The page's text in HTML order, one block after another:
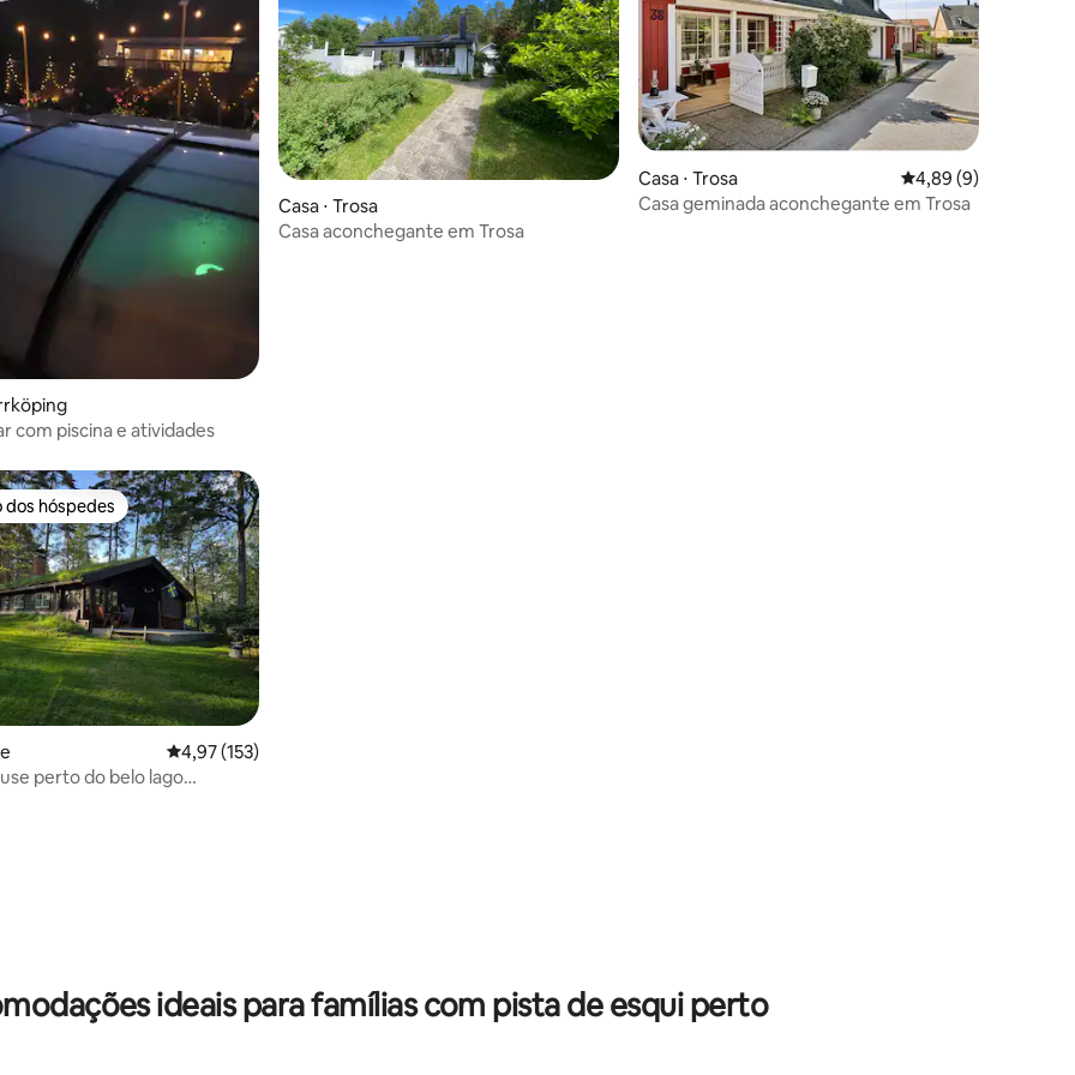
de 5, 6 avaliações
com piscina e atividades
Casa ⋅ Trosa
Casa aconchegante em Trosa
Casa ⋅ Trosa 4,89 de uma
4,89 (9)
Casa geminada aconchegante em Trosa
dos hóspedes
dos hóspedes
4,97 de uma avaliação média de 5, 153 avaliações
4,97 (153)
perto do belo lago
ideais para famílias com pista de esqui perto